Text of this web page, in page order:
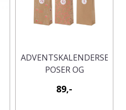
ADVENTSKALENDERSETT
POSER OG
89,-